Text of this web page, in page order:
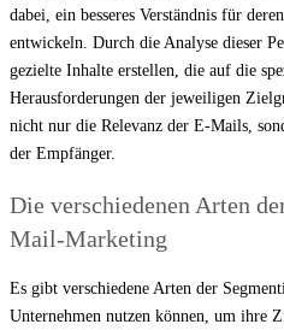
dabei, ein besseres Verständnis für
entwickeln. Durch die Analyse dieser
gezielte Inhalte erstellen, die auf die
Herausforderungen der jeweiligen
nicht nur die Relevanz der E-Mails,
der Empfänger.
Die verschiedenen Arten
Mail-Marketing
Es gibt verschiedene Arten der
Unternehmen nutzen können, um ihre